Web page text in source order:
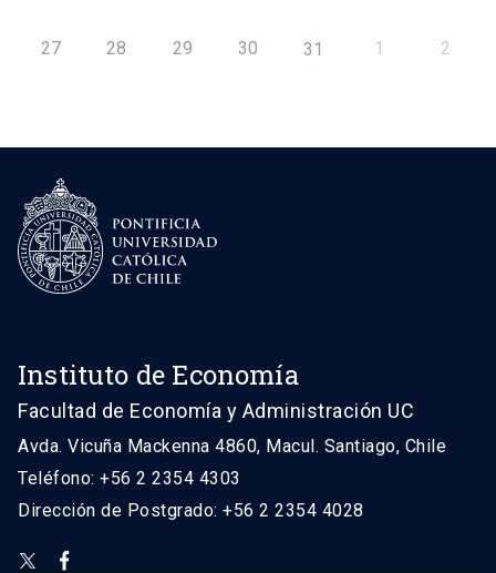
27 28 29 30 31 1 2
Instituto de Economía
Facultad de Economía y Administración UC
Avda. Vicuña Mackenna 4860, Macul. Santiago, Chile
Teléfono: +56 2 2354 4303
Dirección de Postgrado: +56 2 2354 4028